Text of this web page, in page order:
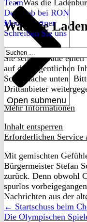
Open submenu
Team
Dein Job bei RON
Medienpartner
Schreiben Sie uns
Suchen
nach:
Was die
Was die
Sie sehen gerade
auf den eigentlichen
Schaltfläche unten.
Drittanbieter
Mehr Informationen
Inhalt entsperren
Erforderlichen Service
Mit gemischten
Bürgermeister Stefan
zurück. Denn obwohl
spurlos
Nachrichten aus der
← Startschuss beim
Die Olympischen